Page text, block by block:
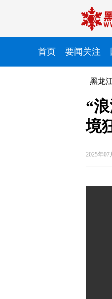
首页 要闻关注
黑龙
“
境
2025年07